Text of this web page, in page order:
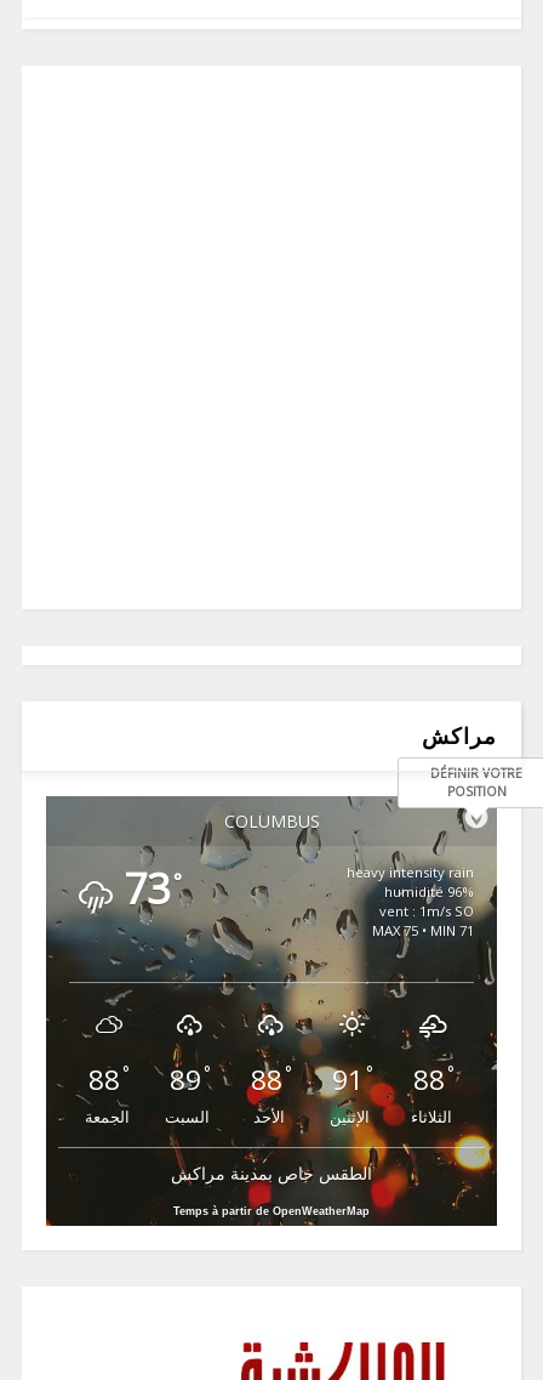
مراكش
COLUMBUS
DÉFINIR VOTRE
POSITION
73°
heavy intensity rain
96% humidité
vent : 1m/s SO
MAX 75 • MIN 71
88°
الجمعة
89°
السبت
88°
الأحد
91°
الإثنين
88°
الثلاثاء
الطقس خاص بمدينة مراكش
Temps à partir de OpenWeatherMap